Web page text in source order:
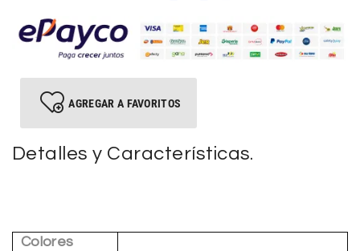
AGREGAR A FAVORITOS
Detalles y Características.
Colores